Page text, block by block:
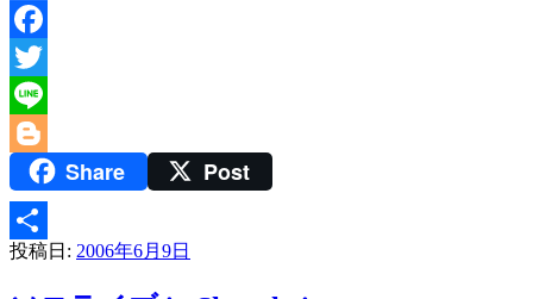
Facebook
Twitter
Line
BloggerShare Post
共
投稿日: 2006年6月9日